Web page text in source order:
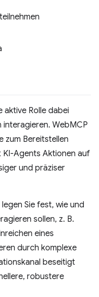
aktive Rolle dabei
interagieren. WebMCP
zum Bereitstellen
Agents Aktionen auf
und präziser
Sie fest, wie und
sollen, z. B.
eines
durch komplexe
beseitigt
robustere